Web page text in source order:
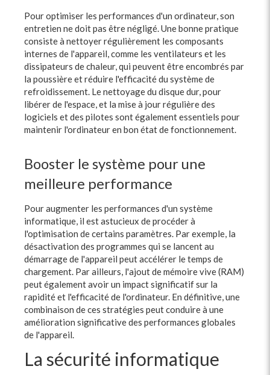
Pour optimiser les performances d'un ordinateur, son
entretien ne doit pas être négligé. Une bonne pratique
consiste à nettoyer régulièrement les composants
internes de l'appareil, comme les ventilateurs et les
dissipateurs de chaleur, qui peuvent être encombrés par
la poussière et réduire l'efficacité du système de
refroidissement. Le nettoyage du disque dur, pour
libérer de l'espace, et la mise à jour régulière des
logiciels et des pilotes sont également essentiels pour
maintenir l'ordinateur en bon état de fonctionnement.
Booster le système pour une
meilleure performance
Pour augmenter les performances d'un système
informatique, il est astucieux de procéder à
l'optimisation de certains paramètres. Par exemple, la
désactivation des programmes qui se lancent au
démarrage de l'appareil peut accélérer le temps de
chargement. Par ailleurs, l'ajout de mémoire vive (RAM)
peut également avoir un impact significatif sur la
rapidité et l'efficacité de l'ordinateur. En définitive, une
combinaison de ces stratégies peut conduire à une
amélioration significative des performances globales
de l'appareil.
La sécurité informatique